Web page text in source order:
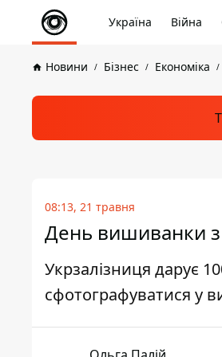
Україна Війна
Новини Бізнес Економіка
08:13, 21 травня
День вишиванки з
Укрзалізниця дарує
сфотографуватися у